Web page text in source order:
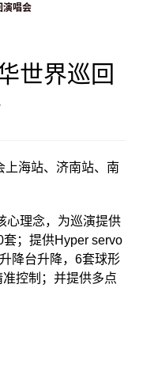
演唱会
世界巡回
上海站、济南站、南
心理念，为巡演提供
；提供Hyper servo
降台升降，6套球形
控制；并提供多点